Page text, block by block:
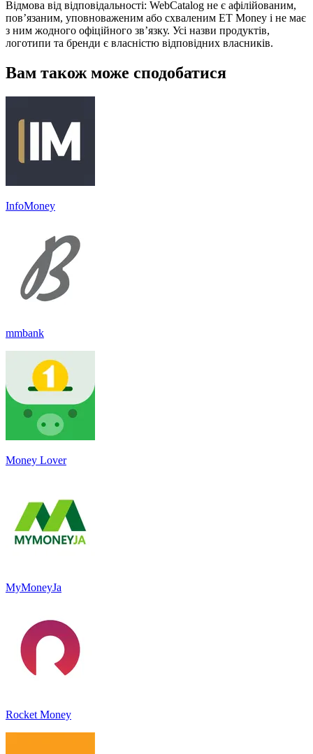
Відмова від відповідальності: WebCatalog не є афілійованим,
пов’язаним, уповноваженим або схваленим ET Money і не має
з ним жодного офіційного зв’язку. Усі назви продуктів,
логотипи та бренди є власністю відповідних власників.
Вам також може сподобатися
InfoMoney
mmbank
Money Lover
MyMoneyJa
Rocket Money